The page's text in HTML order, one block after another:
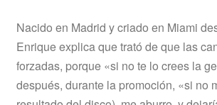
Nacido en Madrid y criado en Miami
Enrique explica que trató de que las
forzadas, porque «si no te lo crees la
después, durante la promoción, «si no